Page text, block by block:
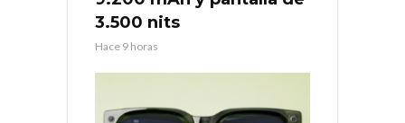
3.500 nits
Hace 9 horas